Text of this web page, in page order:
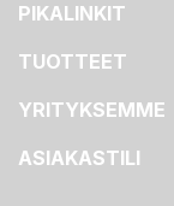
PIKALINKIT
TUOTTEET
YRITYKSEMME
ASIAKASTILI